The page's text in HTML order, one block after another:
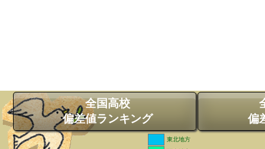
全国高校
偏差値ランキング
偏
東北地方